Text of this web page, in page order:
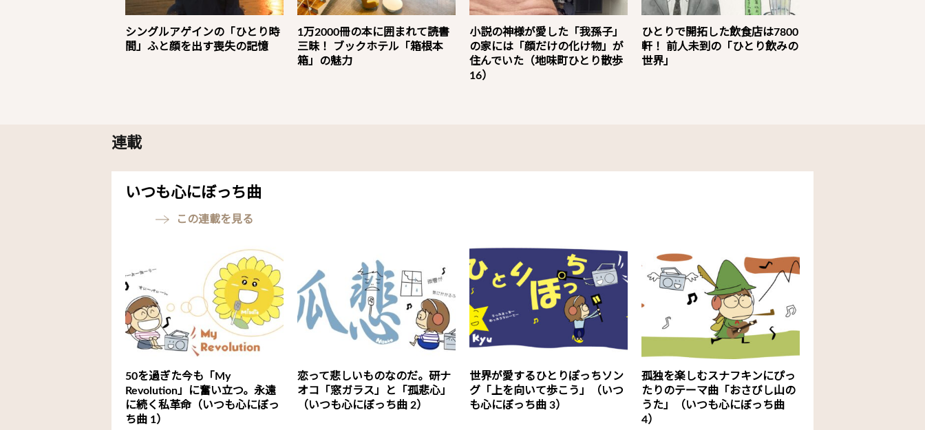
シングルアゲインの「ひとり時
間」ふと顔を出す喪失の記憶
1万2000冊の本に囲まれて読書
三昧！ ブックホテル「箱根本
箱」の魅力
小説の神様が愛した「我孫子」
の家には「顔だけの化け物」が
住んでいた（地味町ひとり散歩
16）
ひとりで開拓した飲食店は7800
軒！ 前人未到の「ひとり飲みの
世界」
連載
いつも心にぼっち曲
この連載を見る
50を過ぎた今も「My
Revolution」に奮い立つ。永遠
に続く私革命（いつも心にぼっ
ち曲 1）
恋って悲しいものなのだ。研ナ
オコ「窓ガラス」と「孤悲心」
（いつも心にぼっち曲 2）
世界が愛するひとりぽっちソン
グ「上を向いて歩こう」（いつ
も心にぼっち曲 3）
孤独を楽しむスナフキンにぴっ
たりのテーマ曲「おさびし山の
うた」（いつも心にぼっち曲
4）